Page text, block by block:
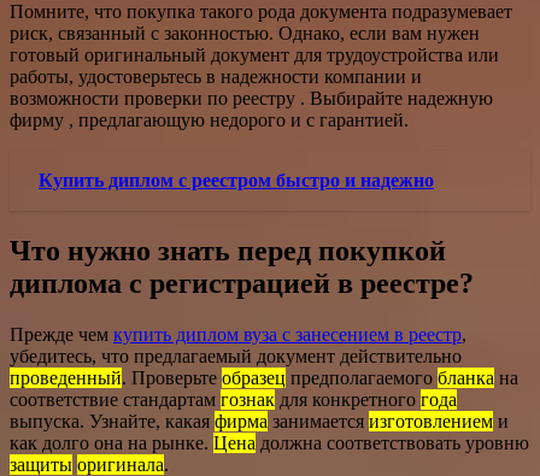
Помните, что покупка такого рода документа подразумевает
риск, связанный с законностью. Однако, если вам нужен
готовый оригинальный документ для трудоустройства или
работы, удостоверьтесь в надежности компании и
возможности проверки по реестру . Выбирайте надежную
фирму , предлагающую недорого и с гарантией.
Купить диплом с реестром быстро и надежно
Что нужно знать перед покупкой
диплома с регистрацией в реестре?
Прежде чем купить диплом вуза с занесением в реестр,
убедитесь, что предлагаемый документ действительно
проведенный. Проверьте образец предполагаемого бланка на
соответствие стандартам гознак для конкретного года
выпуска. Узнайте, какая фирма занимается изготовлением и
как долго она на рынке. Цена должна соответствовать уровню
защиты оригинала.